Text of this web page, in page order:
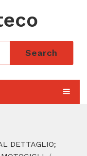
Search
DETTAGLIO;